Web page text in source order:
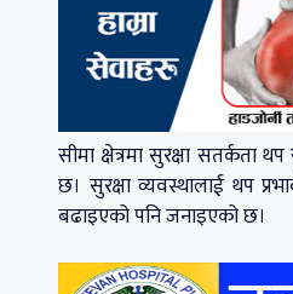
सीमा क्षेत्रमा सुरक्षा सतर्कता
छ। सुरक्षा व्यवस्थालाई थप
बढाइएको पनि जनाइएको छ।